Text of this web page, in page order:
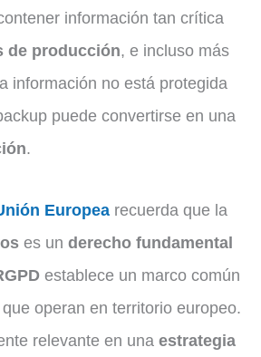
información tan crítica
de producción, e incluso más
información no está protegida
puede convertirse en una
.
Europea recuerda que la
es un derecho fundamental
establece un marco común
operan en territorio europeo.
relevante en una estrategia